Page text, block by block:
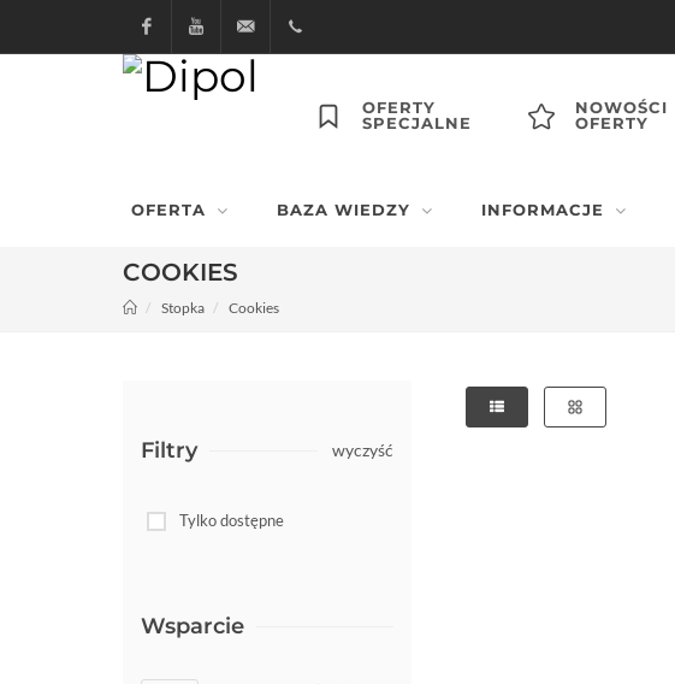
FacebookYoutubedipol@dipol.com.pl
OFERTY
SPECJALNE
NOWOŚCI
OFERTY
OFERTA BAZA WIEDZY INFORMACJE
COOKIES
Stopka Cookies
Filtry wyczyść
Tylko dostępne
Wsparcie